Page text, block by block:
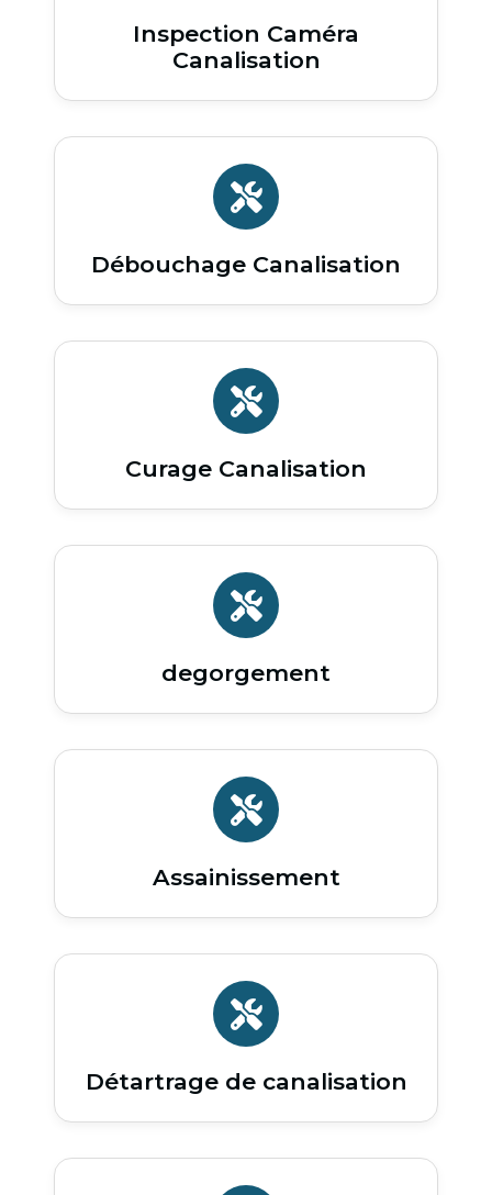
Inspection Caméra
Canalisation
Débouchage Canalisation
Curage Canalisation
degorgement
Assainissement
Détartrage de canalisation